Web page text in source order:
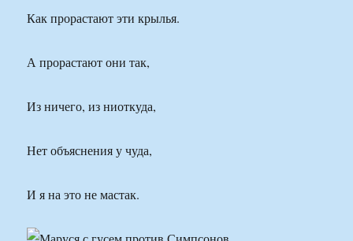
Как прорастают эти крылья.
А прорастают они так,
Из ничего, из ниоткуда,
Нет объяснения у чуда,
И я на это не мастак.